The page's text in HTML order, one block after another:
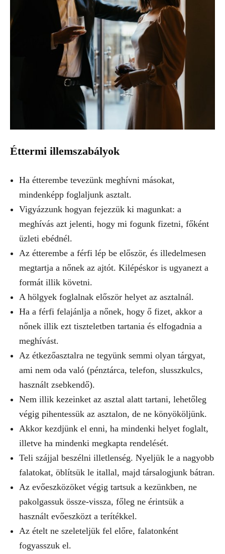
Éttermi illemszabályok
Ha étterembe tevezünk meghívni másokat,
mindenképp foglaljunk asztalt.
Vigyázzunk hogyan fejezzük ki magunkat: a
meghívás azt jelenti, hogy mi fogunk fizetni, főként
üzleti ebédnél.
Az étterembe a férfi lép be először, és illedelmesen
megtartja a nőnek az ajtót. Kilépéskor is ugyanezt a
formát illik követni.
A hölgyek foglalnak először helyet az asztalnál.
Ha a férfi felajánlja a nőnek, hogy ő fizet, akkor a
nőnek illik ezt tiszteletben tartania és elfogadnia a
meghívást.
Az étkezőasztalra ne tegyünk semmi olyan tárgyat,
ami nem oda való (pénztárca, telefon, slusszkulcs,
használt zsebkendő).
Nem illik kezeinket az asztal alatt tartani, lehetőleg
végig pihentessük az asztalon, de ne könyököljünk.
Akkor kezdjünk el enni, ha mindenki helyet foglalt,
illetve ha mindenki megkapta rendelését.
Teli szájjal beszélni illetlenség. Nyeljük le a nagyobb
falatokat, öblítsük le itallal, majd társalogjunk bátran.
Az evőeszközöket végig tartsuk a kezünkben, ne
pakolgassuk össze-vissza, főleg ne érintsük a
használt evőeszközt a terítékkel.
Az ételt ne szeleteljük fel előre, falatonként
fogyasszuk el.